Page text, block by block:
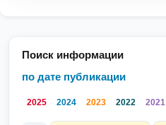
Поиск информации
по дате публикации
2025 2024 2023 2022 2021